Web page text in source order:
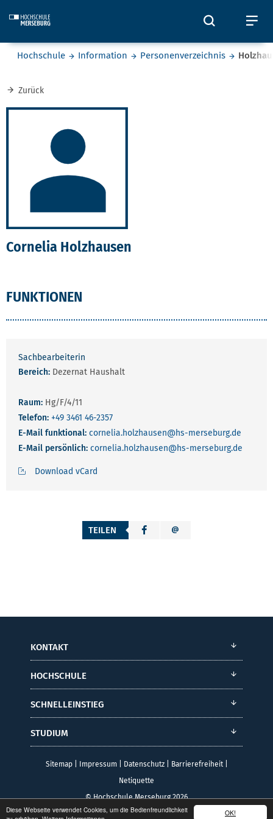
OK!
Diese Webseite verwendet Cookies, um die Bedienfreundlichkeit
Öffnet
Sie befinden sich hier:
Hochschule Information Personenverzeichnis
Zurück
Cornelia Holzhausen
FUNKTIONEN
Sachbearbeiterin
Bereich: Dezernat Haushalt
Raum: Hg/F/4/11
Telefon: +49 3461 46-2357
E-Mail funktional: cornelia.holzhausen@hs-merseburg.de
E-Mail persönlich: cornelia.holzhausen@hs-merseburg.de
Download vCard
TEILEN
KONTAKT
HOCHSCHULE
SCHNELLEINSTIEG
STUDIUM
Sitemap| Impressum| Datenschutz| Barrierefreiheit|
Netiquette
© Hochschule Merseburg 2026